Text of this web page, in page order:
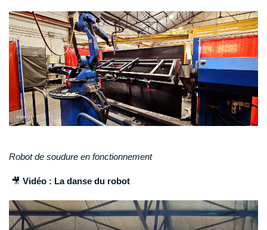
Robot de soudure en fonctionnement
🎥 Vidéo : La danse du robot
Lecteur
vidéo